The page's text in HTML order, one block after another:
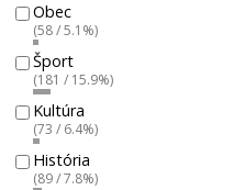
Obec
(58 / 5.1%)
Šport
(181 / 15.9%)
Kultúra
(73 / 6.4%)
História
(89 / 7.8%)